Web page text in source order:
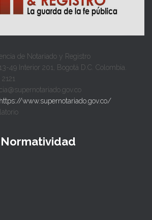
de Notariado y Registro
49 Interior 201, Bogotá D.C. Colombia.
https://www.supernotariado.gov.co/
Normatividad